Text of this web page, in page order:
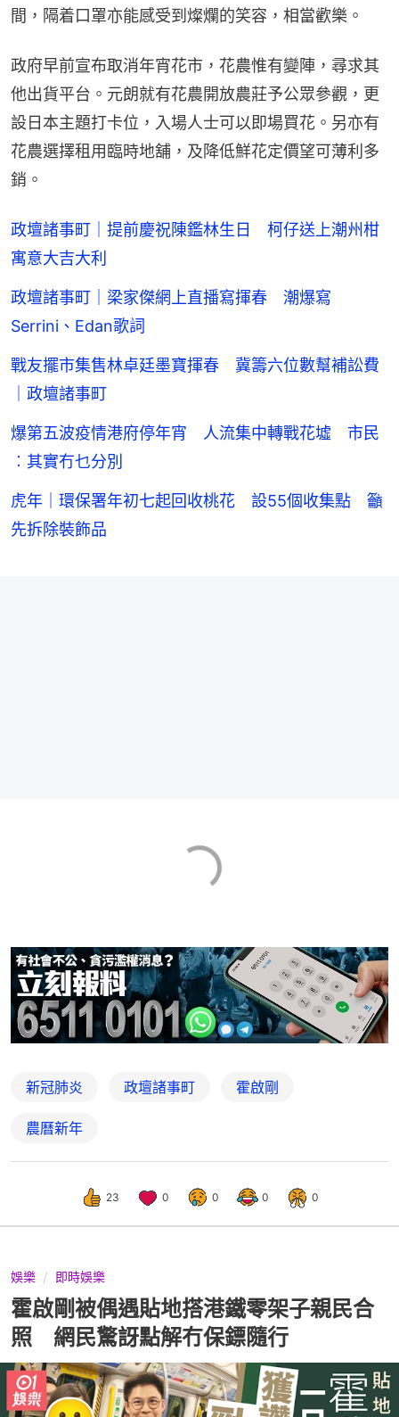
間，隔着口罩亦能感受到燦爛的笑容，相當歡樂。
政府早前宣布取消年宵花市，花農惟有變陣，尋求其
他出貨平台。元朗就有花農開放農莊予公眾參觀，更
設日本主題打卡位，入場人士可以即場買花。另亦有
花農選擇租用臨時地舖，及降低鮮花定價望可薄利多
銷。
政壇諸事町｜提前慶祝陳鑑林生日 柯仔送上潮州柑
寓意大吉大利
政壇諸事町｜梁家傑網上直播寫揮春 潮爆寫
Serrini、Edan歌詞
戰友擺市集售林卓廷墨寶揮春 冀籌六位數幫補訟費
｜政壇諸事町
爆第五波疫情港府停年宵 人流集中轉戰花墟 市民
︰其實冇乜分別
虎年｜環保署年初七起回收桃花 設55個收集點 籲
先拆除裝飾品
新冠肺炎 政壇諸事町 霍啟剛
農曆新年
23 0 0 0 0
娛樂 即時娛樂
霍啟剛被偶遇貼地搭港鐵零架子親民合
照 網民驚訝點解冇保鏢隨行